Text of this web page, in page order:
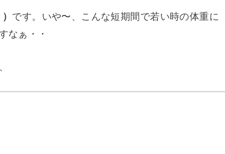
です。いや〜、こんな短期間で若い時の体重に
なぁ・・